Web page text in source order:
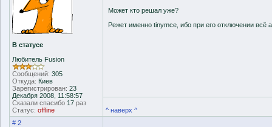
В статусе
Любитель Fusion
Сообщений: 305
Откуда: Киев
Зарегистрирован: 23
Декабря 2008, 11:58:57
Сказали спасибо 17 раз
Статус: offline
Может кто решал уже?
Режет именно tinymce, ибо при его отключении всё
^ наверх ^
# 2